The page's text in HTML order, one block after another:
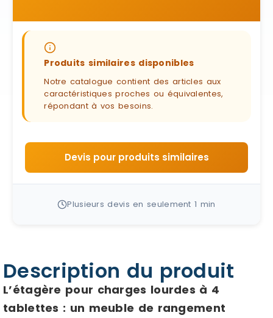
Produits similaires disponibles
Notre catalogue contient des articles aux
caractéristiques proches ou équivalentes,
répondant à vos besoins.
Devis pour produits similaires
Plusieurs devis en seulement 1 min
Description du produit
L’étagère pour charges lourdes à 4
tablettes : un meuble de rangement